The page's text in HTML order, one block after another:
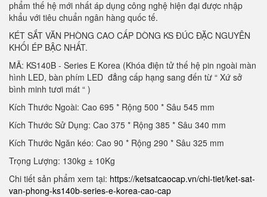
phẩm thế hệ mới nhất áp dụng công nghệ hiện đại được nhập
khẩu với tiêu chuẩn ngân hàng quốc tế.
KÉT SẮT VĂN PHÒNG CAO CẤP DÒNG KS ĐÚC ĐẶC NGUYÊN
KHỐI ÉP BẬC NHẤT.
MÃ: KS140B - Series E Korea (Khóa điện tử thế hệ pin ngoài màn
hình LED, bàn phím LED đẳng cấp hạng sang đến từ “ Xứ sở
bình minh tươi mát “ )
Kích Thước Ngoài: Cao 695 * Rộng 500 * Sâu 545 mm
Kích Thước Sử Dụng: Cao 375 * Rộng 385 * Sâu 340 mm
Kích Thước Ngăn kéo: Cao 90 * Rộng 290 * Sâu 325 mm
Trọng Lượng: 130kg ± 10Kg
Chi tiết sản phẩm xem tại: https://ketsatcaocap.vn/chi-tiet/ket-sat-
van-phong-ks140b-series-e-korea-cao-cap